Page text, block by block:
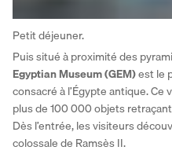
Petit déjeuner.
Puis situé à proximité des
Egyptian Museum (GEM) est le
consacré à l’Égypte antique.
plus de 100 000 objets
Dès l’entrée, les visiteurs
colossale de Ramsès II.